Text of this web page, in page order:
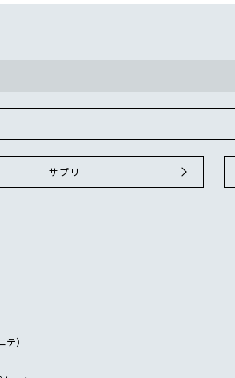
サプリ
）